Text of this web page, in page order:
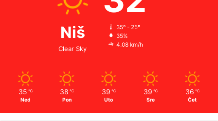
Niš
Clear Sky
35º - 25º
35%
4.08 km/h
35 ℃
Ned
38 ℃
Pon
39 ℃
Uto
39 ℃
Sre
36 ℃
Čet